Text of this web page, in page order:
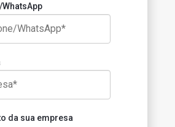
da sua empresa